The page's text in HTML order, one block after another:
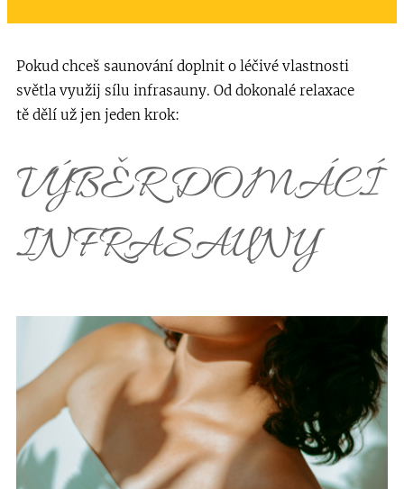
Pokud chceš saunování doplnit o léčivé vlastnosti
světla využij sílu infrasauny. Od dokonalé relaxace
tě dělí už jen jeden krok:
VÝBĚR DOMÁCÍ
INFRASAUNY